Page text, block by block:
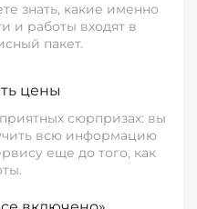
знать, какие именно
и работы входят в
пакет.
цены
сюрпризах: вы
всю информацию
еще до того, как